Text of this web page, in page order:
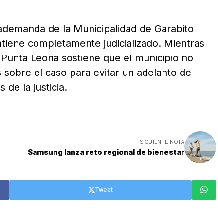
de la Municipalidad de Garabito
completamente judicializado. Mientras
Leona sostiene que el municipio no
el caso para evitar un adelanto de
de la justicia.
SIGUIENTE NOTA
Samsung lanza reto regional de bienestar
Tweet